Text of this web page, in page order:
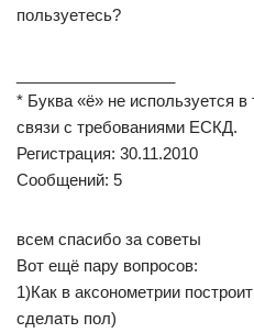
пользуетесь?
* Буква «ё» не используется
связи с требованиями ЕСКД.
Регистрация: 30.11.2010
Сообщений: 5
всем спасибо за советы
Вот ещё пару вопросов:
1)Как в аксонометрии
сделать пол)